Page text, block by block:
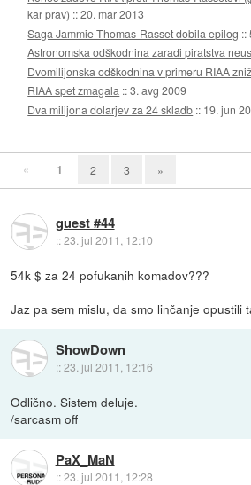
kar prav) ::20. mar 2013
Saga Jammie Thomas-Rasset dobila epilog ::
Astronomska odškodnina zaradi piratstva
Dvomilijonska odškodnina v primeru RIAA
RIAA spet zmagala ::3. avg 2009
Dva milijona dolarjev za 24 skladb :: 19. jun
« 1 2 3 »
guest #44
::23. jul 2011, 12:10
54k $ za 24 pofukanih komadov???
Jaz pa sem mislu, da smo linčanje opustili
ShowDown
::23. jul 2011, 12:16
Odlično. Sistem deluje.
/sarcasm off
PaX_MaN
::23. jul 2011, 12:28